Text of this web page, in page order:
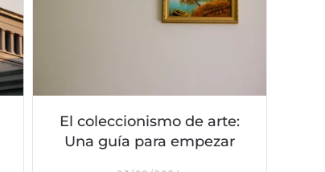
El coleccionismo de arte:
Una guía para empezar